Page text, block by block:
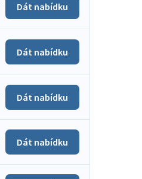
Dát nabídku
Dát nabídku
Dát nabídku
Dát nabídku